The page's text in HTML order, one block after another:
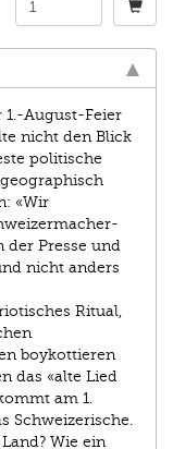
August-Feier
nicht den Blick
politische
«Wir
der Presse und
nicht anders
Ritual,
boykottieren
das «alte Lied
am 1.
Schweizerische.
Wie ein